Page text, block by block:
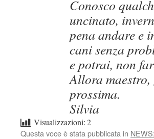
Conosco
uncinato,
pena andare e
cani senza
e potrai, non
Allora
prossima.
Silvia
Visualizzazioni:2
Questa voce è stata pubblicata in